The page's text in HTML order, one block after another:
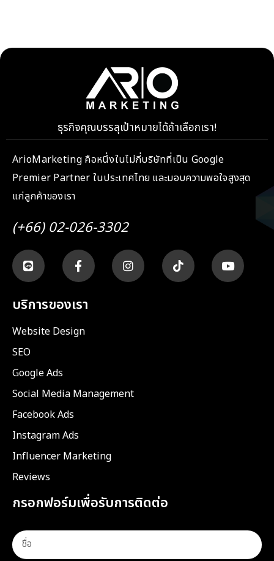
ธุรกิจคุณบรรลุเป้าหมายได้ถ้าเลือกเรา!
ArioMarketing คือหนึ่งในไม่กี่บริษัทที่เป็น Google
Premier Partner ในประเทศไทย และมอบความพอใจสูงสุด
แก่ลูกค้าของเรา
(+66) 02-026-3302
บริการของเรา
Website Design
SEO
Google Ads
Social Media Management
Facebook Ads
Instagram Ads
Influencer Marketing
Reviews
กรอกฟอร์มเพื่อรับการติดต่อ